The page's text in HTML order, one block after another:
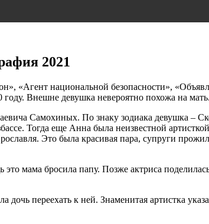
2021
«Агент национальной безопасности»,
Внешне девушка невероятно похожа на мать.
Самохиных. По знаку зодиака девушка –
Тогда еще Анна была неизвестной
Это была красивая пара, супруги
мама бросила папу. Позже актриса
переехать к ней. Знаменитая артистка